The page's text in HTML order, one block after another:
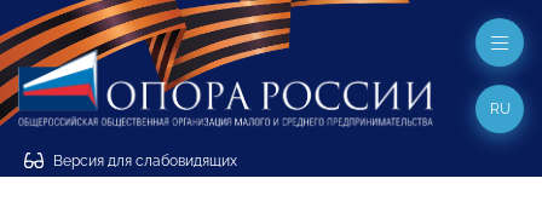
Версия для слабовидящих
RU